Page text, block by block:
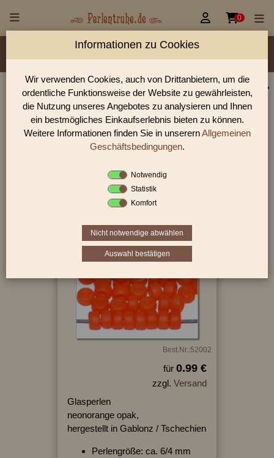
 0
Material/Glassorte Sorte/Form Farbe
Größen
Lochdurchmesser
Perlen Shop für gedrückte Perlen ringförmige
In unserem Perlen Shop finden sie zahlreich gedrückte Perlen
ringförmige und viele weiter Glasperlen.
Sie befinden sich in folgender Kategorie:
gedrückte Perlen|ringförmige Perlen
Best.Nr.:52002
für 0.99 €
zzgl. Versand
Glasperlen
neonorange opak,
hergestellt in Gablonz / Tschechien
Perlengröße: ca. 6/4 mm
Informationen zu Cookies
Wir verwenden Cookies, auch von Drittanbietern, um die
ordentliche Funktionsweise der Website zu gewährleisten,
die Nutzung unseres Angebotes zu analysieren und Ihnen
ein bestmögliches Einkaufserlebnis bieten zu können.
Weitere Informationen finden Sie in unserernAllgemeinen
Geschäftsbedingungen.
Notwendig
Statistik
Komfort
Nicht notwendige abwählen
Auswahl bestätigen